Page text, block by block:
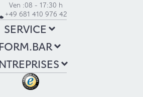
Ven :08 - 17:30 h
+49 681 410 976 42
SERVICE
FORM.BAR